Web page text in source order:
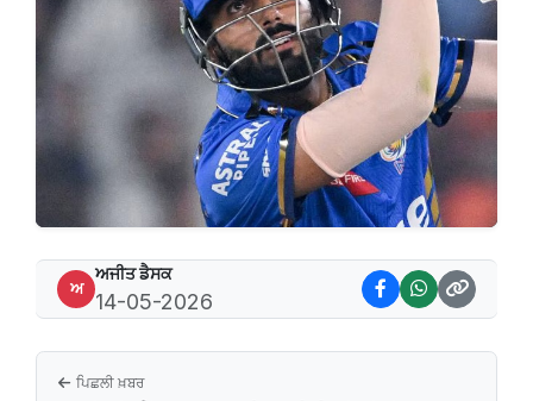
ਅ
ਅਜੀਤ ਡੈਸਕ
14-05-2026
ਪਿਛਲੀ ਖ਼ਬਰ